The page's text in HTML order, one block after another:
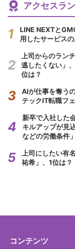
アクセスラ
LINE NEXTと
用したサービス
上司からのラ
逃したくない」
位は？
AIが仕事を奪う
テックIT転職フ
新卒で入社した
キルアップが見
などの労働条件
上司にしたい
祐希」、1位は？
コンテンツ